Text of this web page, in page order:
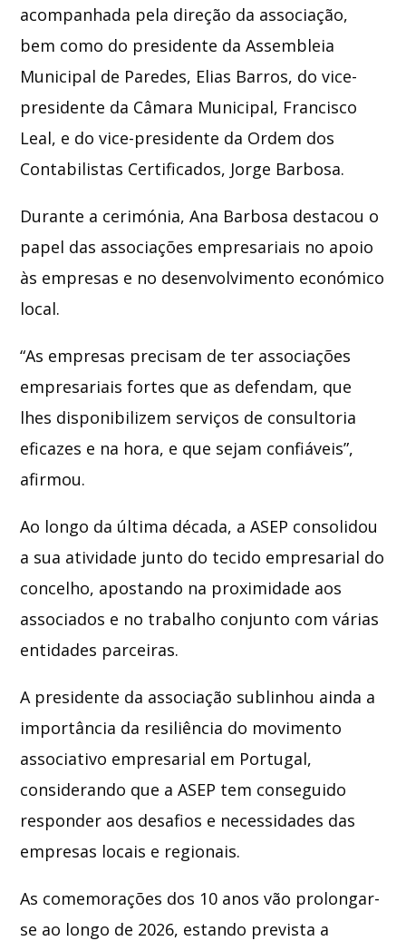
acompanhada pela direção da associação,
bem como do presidente da Assembleia
Municipal de Paredes, Elias Barros, do vice-
presidente da Câmara Municipal, Francisco
Leal, e do vice-presidente da Ordem dos
Contabilistas Certificados, Jorge Barbosa.
Durante a cerimónia, Ana Barbosa destacou o
papel das associações empresariais no apoio
às empresas e no desenvolvimento económico
local.
“As empresas precisam de ter associações
empresariais fortes que as defendam, que
lhes disponibilizem serviços de consultoria
eficazes e na hora, e que sejam confiáveis”,
afirmou.
Ao longo da última década, a ASEP consolidou
a sua atividade junto do tecido empresarial do
concelho, apostando na proximidade aos
associados e no trabalho conjunto com várias
entidades parceiras.
A presidente da associação sublinhou ainda a
importância da resiliência do movimento
associativo empresarial em Portugal,
considerando que a ASEP tem conseguido
responder aos desafios e necessidades das
empresas locais e regionais.
As comemorações dos 10 anos vão prolongar-
se ao longo de 2026, estando prevista a